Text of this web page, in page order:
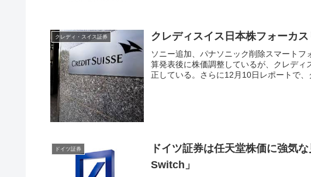
クレディ・スイス証券 クレディスイス日本株フォーカ
ソニー追加、パナソニック削除スマート
算発表後に株価調整しているが、クレデ
正している。さらに12月10日レポートで、
ドイツ証券
ドイツ証券は任天堂株価に強気
Switch」